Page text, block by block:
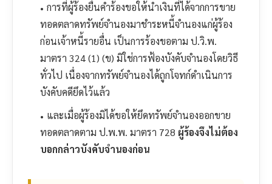
การที่ผู้ร้องยื่นคำร้องขอให้นำเงินที่ได้จากการขาย
ทอดตลาดทรัพย์จำนองมาชำระหนี้จำนองแก่ผู้ร้อง
ก่อนเจ้าหนี้รายอื่น เป็นการร้องขอตาม ป.วิ.พ.
มาตรา 324 (1) (ข) มิใช่การฟ้องบังคับจำนองโดยวิธี
ทั่วไป เนื่องจากทรัพย์จำนองได้ถูกโจทก์ดำเนินการ
บังคับคดียึดไว้แล้ว
และเมื่อผู้ร้องมิได้ขอให้ยึดทรัพย์จำนองออกขาย
ทอดตลาดตาม ป.พ.พ. มาตรา 728 ผู้ร้องจึงไม่ต้อง
บอกกล่าวบังคับจำนองก่อน